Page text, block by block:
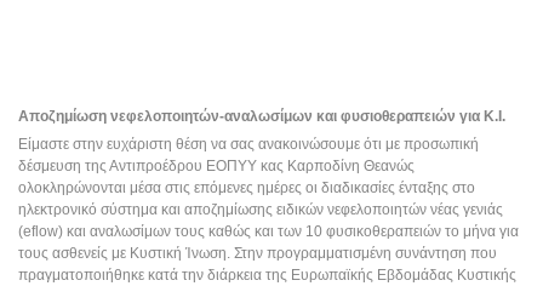
Αποζημίωση νεφελοποιητών-αναλωσίμων και φυσιοθεραπειών για Κ.Ι.
Είμαστε στην ευχάριστη θέση να σας ανακοινώσουμε ότι με προσωπική
δέσμευση της Αντιπροέδρου ΕΟΠΥΥ κας Καρποδίνη Θεανώς
ολοκληρώνονται μέσα στις επόμενες ημέρες οι διαδικασίες ένταξης στο
ηλεκτρονικό σύστημα και αποζημίωσης ειδικών νεφελοποιητών νέας γενιάς
(eflow) και αναλωσίμων τους καθώς και των 10 φυσικοθεραπειών το μήνα για
τους ασθενείς με Κυστική Ίνωση. Στην προγραμματισμένη συνάντηση που
πραγματοποιήθηκε κατά την διάρκεια της Ευρωπαϊκής Εβδομάδας Κυστικής